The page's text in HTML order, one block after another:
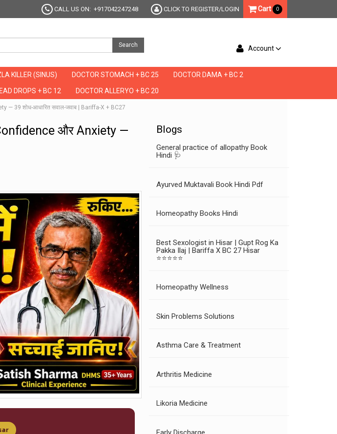
CALL US ON: +917042247248 CLICK TO REGISTER/LOGIN Cart 0
Search Account
KILLER (SINUS) DOCTOR STOMACH + BC 25 DOCTOR DAMA + BC 2
DROPS + BC 12 DOCTOR ALLERYO + BC 20
— 39 शोध-आधारित सवाल-जवाब | Bariffa-X + BC27
और Anxiety —
Blogs
General practice of allopathy Book
Hindi 🩺
Ayurved Muktavali Book Hindi Pdf
Homeopathy Books Hindi
Best Sexologist in Hisar | Gupt Rog Ka
Pakka Ilaj | Bariffa X BC 27 Hisar
⭐⭐⭐⭐⭐
Homeopathy Wellness
Skin Problems Solutions
Asthma Care & Treatment
Arthritis Medicine
Likoria Medicine